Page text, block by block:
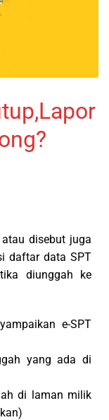
disebut juga
daftar data SPT
diunggah ke
e-SPT
yang ada di
di laman milik